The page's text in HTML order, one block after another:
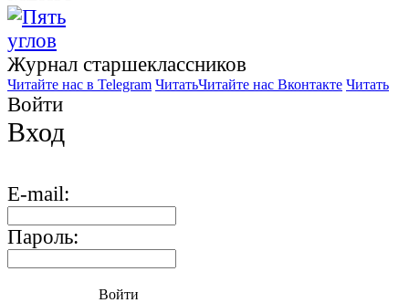
Журнал старшекласcников
Читайте нас в Telegram ЧитатьЧитайте нас Вконтакте Читать
Войти
Вход
E-mail:
Пароль:
Войти